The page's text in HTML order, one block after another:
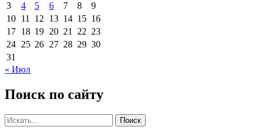
3
4 5 6 7 8
9
10 11 12 13 14 15 16
17 18 19 20 21 22 23
24 25 26 27 28 29 30
31
« Июл
Поиск по сайту